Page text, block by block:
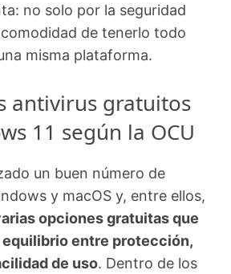
no solo por la seguridad
de tenerlo todo
misma plataforma.
antivirus gratuitos
11 según la OCU
un buen número de
y macOS y, entre ellos,
opciones gratuitas que
equilibrio entre protección,
de uso. Dentro de los